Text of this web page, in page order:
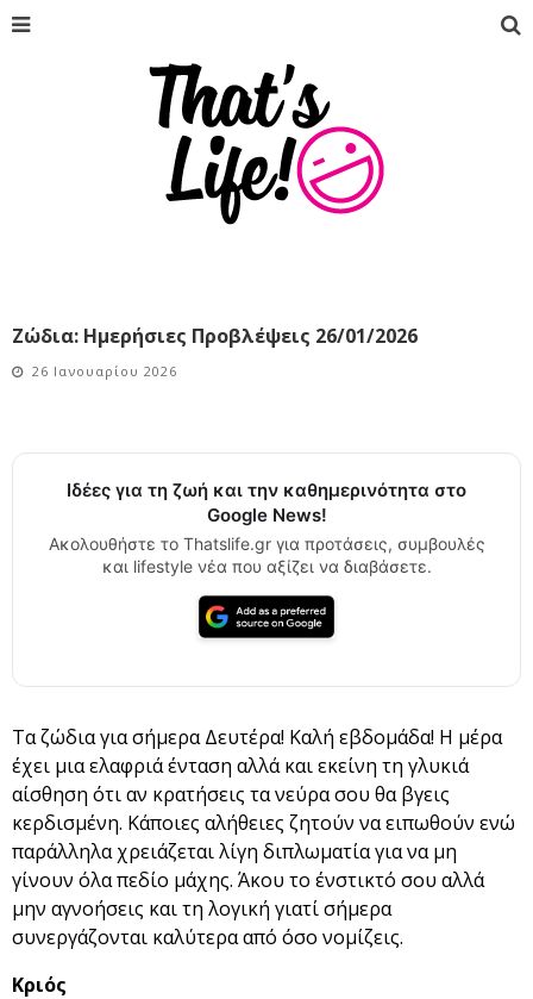
Ζώδια: Ημερήσιες Προβλέψεις 26/01/2026
26 Ιανουαρίου 2026
Ιδέες για τη ζωή και την καθημερινότητα στο
Google News!
Ακολουθήστε το Thatslife.gr για προτάσεις, συμβουλές
και lifestyle νέα που αξίζει να διαβάσετε.
Τα ζώδια για σήμερα Δευτέρα! Καλή εβδομάδα! Η μέρα
έχει μια ελαφριά ένταση αλλά και εκείνη τη γλυκιά
αίσθηση ότι αν κρατήσεις τα νεύρα σου θα βγεις
κερδισμένη. Κάποιες αλήθειες ζητούν να ειπωθούν ενώ
παράλληλα χρειάζεται λίγη διπλωματία για να μη
γίνουν όλα πεδίο μάχης. Άκου το ένστικτό σου αλλά
μην αγνοήσεις και τη λογική γιατί σήμερα
συνεργάζονται καλύτερα από όσο νομίζεις.
Κριός